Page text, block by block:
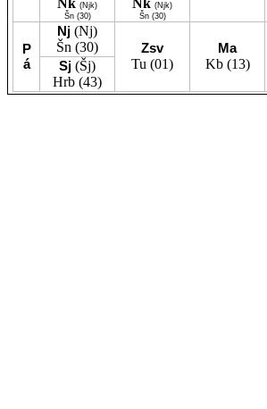
Nk (Njk)
Šn(30)
Nk (Njk)
Šn(30)
P
á
Nj (Nj)
Šn (30)
Zsv
Tu (01)
Ma
Kb(13)
Sj (Šj)
Hrb (43)